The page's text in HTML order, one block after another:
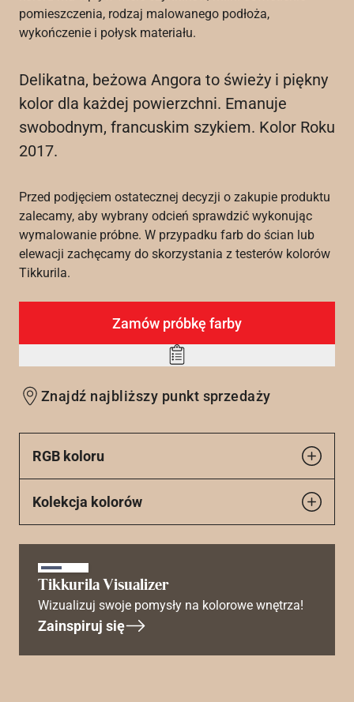
pomieszczenia, rodzaj malowanego podłoża,
wykończenie i połysk materiału.
Delikatna, beżowa Angora to świeży i piękny
kolor dla każdej powierzchni. Emanuje
swobodnym, francuskim szykiem. Kolor Roku
2017.
Przed podjęciem ostatecznej decyzji o zakupie produktu
zalecamy, aby wybrany odcień sprawdzić wykonując
wymalowanie próbne. W przypadku farb do ścian lub
elewacji zachęcamy do skorzystania z testerów kolorów
Tikkurila.
Zamów próbkę farby
Add
wishlist
Znajdź najbliższy punkt sprzedaży
RGB koloru
Kolekcja kolorów
Tikkurila Visualizer
Wizualizuj swoje pomysły na kolorowe wnętrza!
Zainspiruj się